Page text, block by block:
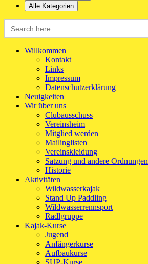
Alle Kategorien
Search
for:
Willkommen
Kontakt
Links
Impressum
Datenschutzerklärung
Neuigkeiten
Wir über uns
Clubausschuss
Vereinsheim
Mitglied werden
Mailinglisten
Vereinskleidung
Satzung und andere Ordnungen
Historie
Aktivitäten
Wildwasserkajak
Stand Up Paddling
Wildwasserrennsport
Radlgruppe
Kajak-Kurse
Jugend
Anfängerkurse
Aufbaukurse